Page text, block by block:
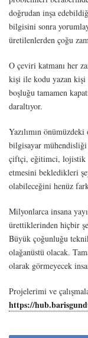
doğrudan inşa
bilgisini sonra
üretilenlerden çoğu
O çeviri katmanı her
kişi ile kodu yazan kişi
boşluğu tamamen
daraltıyor.
Yazılımın
bilgisayar
çiftçi, eğitimci, lojistik
etmesini bekledikleri
olabileceğini henüz
Milyonlarca insana
ürettiklerinden hiçbir
Büyük çoğunluğu
olağanüstü olacak.
olarak görmeyecek
Projelerimi ve
https://